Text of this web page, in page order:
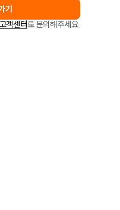
기
고객센터로 문의해주세요.